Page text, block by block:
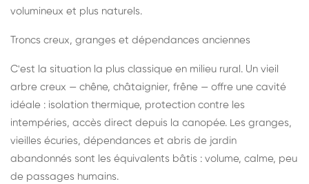
volumineux et plus naturels.
Troncs creux, granges et dépendances anciennes
C'est la situation la plus classique en milieu rural. Un vieil
arbre creux — chêne, châtaignier, frêne — offre une cavité
idéale : isolation thermique, protection contre les
intempéries, accès direct depuis la canopée. Les granges,
vieilles écuries, dépendances et abris de jardin
abandonnés sont les équivalents bâtis : volume, calme, peu
de passages humains.